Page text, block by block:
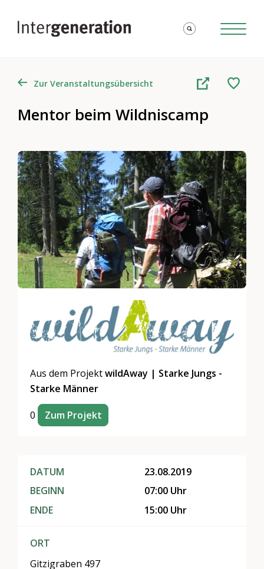
Zur Veranstaltungsübersicht
Mentor beim Wildniscamp
Aus dem ProjektwildAway | Starke Jungs -
Starke Männer
0 Zum Projekt
DATUM
BEGINN
ENDE
23.08.2019
07:00 Uhr
15:00 Uhr
ORT
Gitzigraben 497